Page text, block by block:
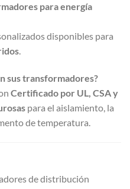
para energía
disponibles para
.
sus transformadores?
Certificado por UL, CSA y
para el aislamiento, la
de temperatura.
de distribución